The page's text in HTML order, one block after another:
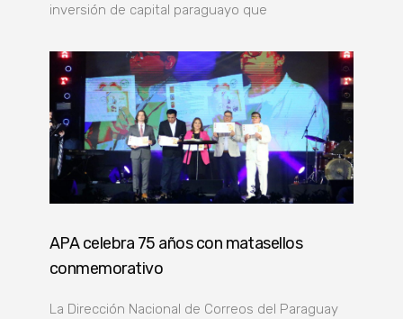
inversión de capital paraguayo que
APA celebra 75 años con matasellos
conmemorativo
La Dirección Nacional de Correos del Paraguay